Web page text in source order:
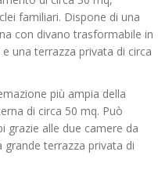
familiari. Dispone di una
con divano trasformabile in
una terrazza privata di circa
più ampia della
di circa 50 mq. Può
grazie alle due camere da
terrazza privata di